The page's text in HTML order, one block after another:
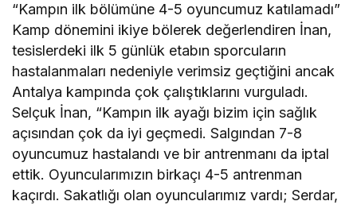
“Kampın ilk bölümüne 4-5 oyuncumuz katılamadı”
Kamp dönemini ikiye bölerek değerlendiren İnan,
tesislerdeki ilk 5 günlük etabın sporcuların
hastalanmaları nedeniyle verimsiz geçtiğini ancak
Antalya kampında çok çalıştıklarını vurguladı.
Selçuk İnan, “Kampın ilk ayağı bizim için sağlık
açısından çok da iyi geçmedi. Salgından 7-8
oyuncumuz hastalandı ve bir antrenmanı da iptal
ettik. Oyuncularımızın birkaçı 4-5 antrenman
kaçırdı. Sakatlığı olan oyuncularımız vardı; Serdar,